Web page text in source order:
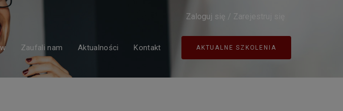
Zaloguj się / Zarejestruj się
Zaufali nam Aktualności Kontakt AKTUALNE SZKOLENIA